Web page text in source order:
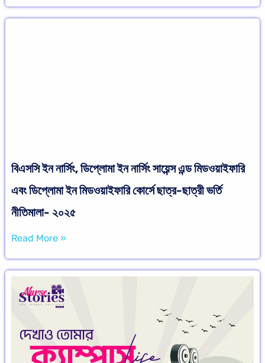
বিএসসি ইন নার্সিং, ডিপ্লোমা ইন নার্সিং সায়েন্স এন্ড মিডওয়াইফারি
এবং ডিপ্লোমা ইন মিডওয়াইফারি কোর্সে ছাত্র-ছাত্রী ভর্তি
নীতিমালা- ২০২৫
Read More »